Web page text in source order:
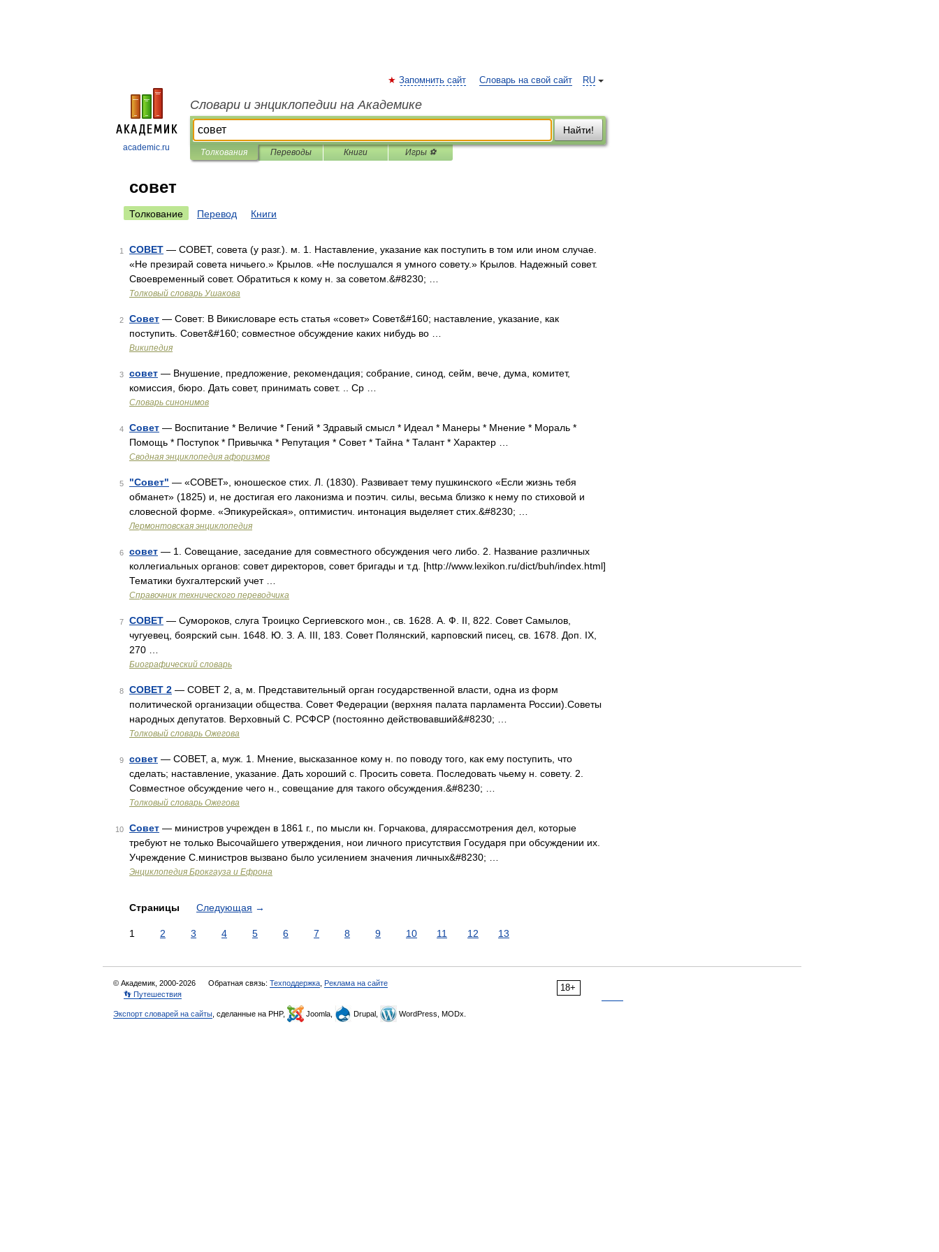
academic.ru
RU
Запомнить сайт Словарь на свой сайт
Словари и энциклопедии на Академике
Найти!
Толкования Переводы Книги Игры ⚽
совет
Толкование Перевод Книги
1 СОВЕТ — СОВЕТ, совета (у разг.). м. 1. Наставление, указание как поступить в том или ином случае.
«Не презирай совета ничьего.» Крылов. «Не послушался я умного совету.» Крылов. Надежный совет.
Своевременный совет. Обратиться к кому н. за советом.&#8230; …
Толковый словарь Ушакова
2 Совет — Совет: В Викисловаре есть статья «совет» Совет&#160; наставление, указание, как
поступить. Совет&#160; совместное обсуждение каких нибудь во …
Википедия
3 совет — Внушение, предложение, рекомендация; собрание, синод, сейм, вече, дума, комитет,
комиссия, бюро. Дать совет, принимать совет. .. Ср …
Словарь синонимов
4 Совет — Воспитание * Величие * Гений * Здравый смысл * Идеал * Манеры * Мнение * Мораль *
Помощь * Поступок * Привычка * Репутация * Совет * Тайна * Талант * Характер …
Сводная энциклопедия афоризмов
5 "Совет" — «СОВЕТ», юношеское стих. Л. (1830). Развивает тему пушкинского «Если жизнь тебя
обманет» (1825) и, не достигая его лаконизма и поэтич. силы, весьма близко к нему по стиховой и
словесной форме. «Эпикурейская», оптимистич. интонация выделяет стих.&#8230; …
Лермонтовская энциклопедия
6 совет — 1. Совещание, заседание для совместного обсуждения чего либо. 2. Название различных
коллегиальных органов: совет директоров, совет бригады и т.д. [http://www.lexikon.ru/dict/buh/index.html]
Тематики бухгалтерский учет …
Справочник технического переводчика
7 СОВЕТ — Сумороков, слуга Троицко Сергиевского мон., св. 1628. А. Ф. II, 822. Совет Самылов,
чугуевец, боярский сын. 1648. Ю. З. А. III, 183. Совет Полянский, карповский писец, св. 1678. Доп. IX,
270 …
Биографический словарь
8 СОВЕТ 2 — СОВЕТ 2, а, м. Представительный орган государственной власти, одна из форм
политической организации общества. Совет Федерации (верхняя палата парламента России).Советы
народных депутатов. Верховный С. РСФСР (постоянно действовавший&#8230; …
Толковый словарь Ожегова
9 совет — СОВЕТ, а, муж. 1. Мнение, высказанное кому н. по поводу того, как ему поступить, что
сделать; наставление, указание. Дать хороший с. Просить совета. Последовать чьему н. совету. 2.
Совместное обсуждение чего н., совещание для такого обсуждения.&#8230; …
Толковый словарь Ожегова
10 Совет — министров учрежден в 1861 г., по мысли кн. Горчакова, длярассмотрения дел, которые
требуют не только Высочайшего утверждения, нои личного присутствия Государя при обсуждении их.
Учреждение С.министров вызвано было усилением значения личных&#8230; …
Энциклопедия Брокгауза и Ефрона
Страницы Следующая →
1 2 3 4 5 6 7 8 9 10 11 12 13
18+
© Академик, 2000-2026 Обратная связь: Техподдержка Реклама на сайте
👣 Путешествия
Экспорт словарей на сайты , сделанные на PHP, Joomla, Drupal, WordPress, MODx.